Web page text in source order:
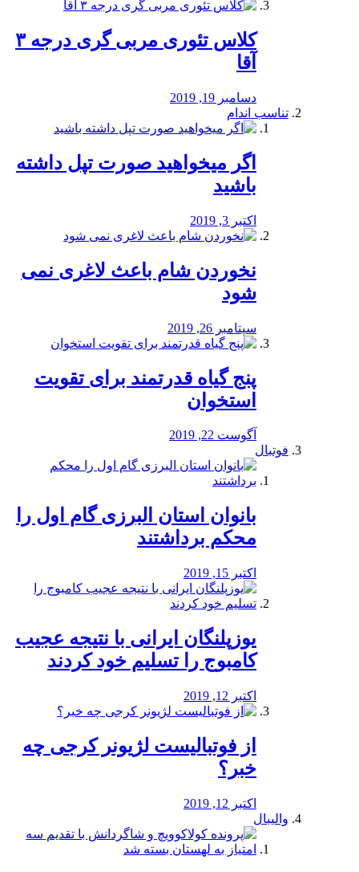
کلاس تئوری مربی گری درجه ۳
آقا
دسامبر 19, 2019
تناسب اندام
اگر میخواهید صورت تپل داشته
باشید
اکتبر 3, 2019
نخوردن شام باعث لاغری نمی
‌شود
سپتامبر 26, 2019
پنج گیاه قدرتمند برای تقویت
استخوان
آگوست 22, 2019
فوتبال
بانوان استان البرزی گام اول را
محكم برداشتند
اکتبر 15, 2019
یوزپلنگان ایرانی با نتیجه عجیب
کامبوج را تسلیم خود کردند
اکتبر 12, 2019
از فوتبالیست لژیونر کرجی چه
خبر؟
اکتبر 12, 2019
والیبال